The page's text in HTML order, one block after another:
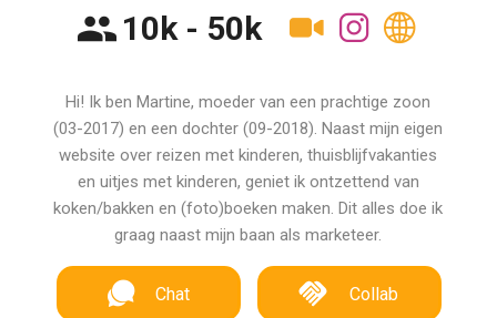
10k - 50k
Hi! Ik ben Martine, moeder van een prachtige zoon
(03-2017) en een dochter (09-2018). Naast mijn eigen
website over reizen met kinderen, thuisblijfvakanties
en uitjes met kinderen, geniet ik ontzettend van
koken/bakken en (foto)boeken maken. Dit alles doe ik
graag naast mijn baan als marketeer.
Chat Collab